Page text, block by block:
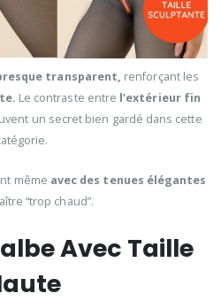
transparent, renforçant les
Le contraste entre l’extérieur fin
un secret bien gardé dans cette
même avec des tenues élégantes
“trop chaud”.
Avec Taille